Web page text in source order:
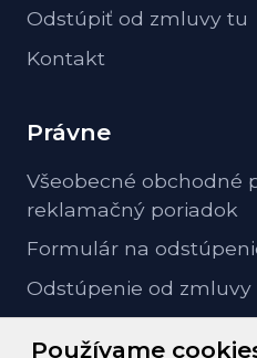
Používame
Odstúpiť od zmluvy tu
Kontakt
Právne
Všeobecné obchodné
reklamačný poriadok
Formulár na
Odstúpenie od zmluvy